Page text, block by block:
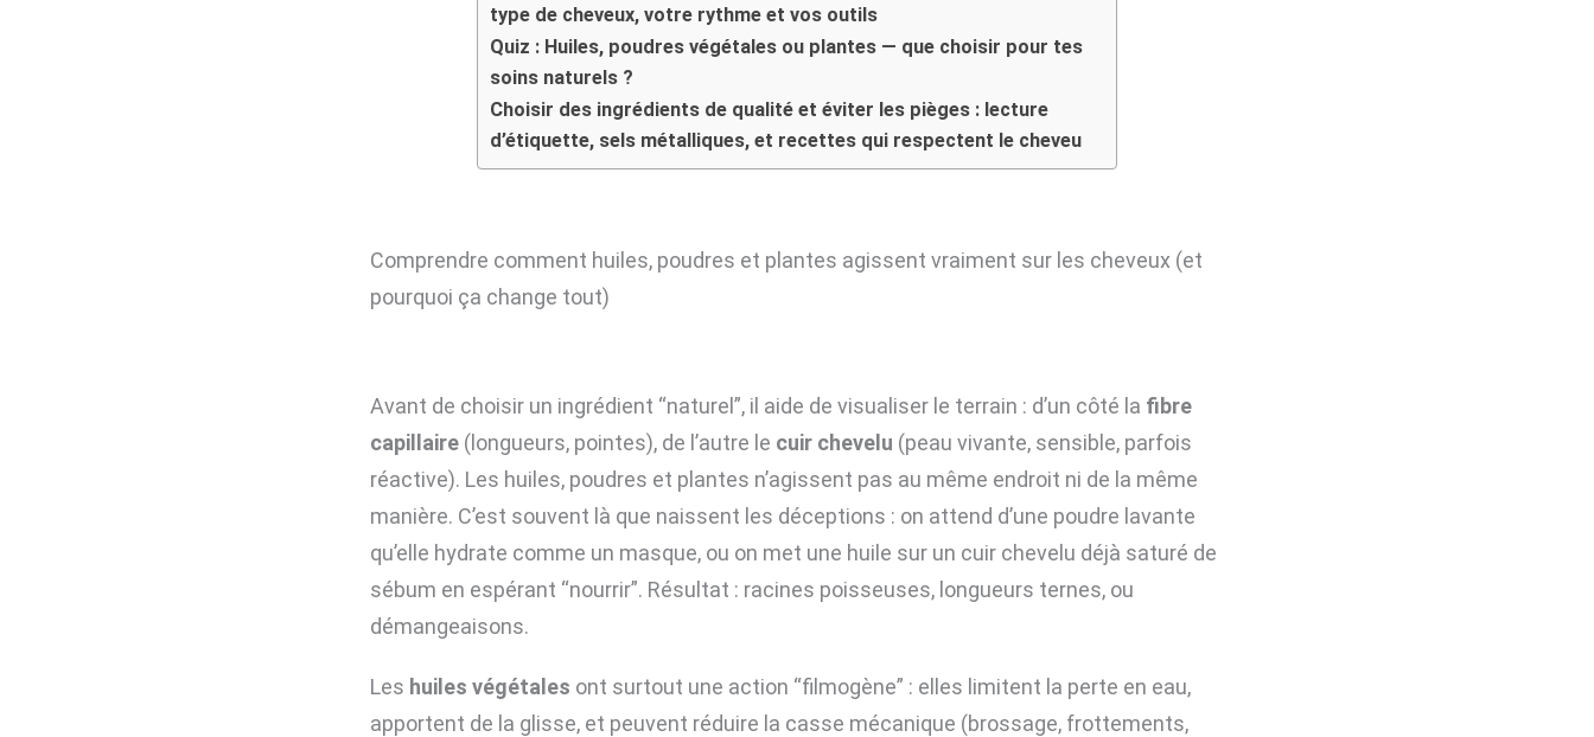
type de cheveux, votre rythme et vos outils
Quiz : Huiles, poudres végétales ou plantes — que choisir pour tes
soins naturels ?
Choisir des ingrédients de qualité et éviter les pièges : lecture
d’étiquette, sels métalliques, et recettes qui respectent le cheveu
Comprendre comment huiles, poudres et plantes agissent vraiment sur les cheveux (et
pourquoi ça change tout)
Avant de choisir un ingrédient “naturel”, il aide de visualiser le terrain : d’un côté la fibre
capillaire (longueurs, pointes), de l’autre le cuir chevelu (peau vivante, sensible, parfois
réactive). Les huiles, poudres et plantes n’agissent pas au même endroit ni de la même
manière. C’est souvent là que naissent les déceptions : on attend d’une poudre lavante
qu’elle hydrate comme un masque, ou on met une huile sur un cuir chevelu déjà saturé de
sébum en espérant “nourrir”. Résultat : racines poisseuses, longueurs ternes, ou
démangeaisons.
Les huiles végétales ont surtout une action “filmogène” : elles limitent la perte en eau,
apportent de la glisse, et peuvent réduire la casse mécanique (brossage, frottements,